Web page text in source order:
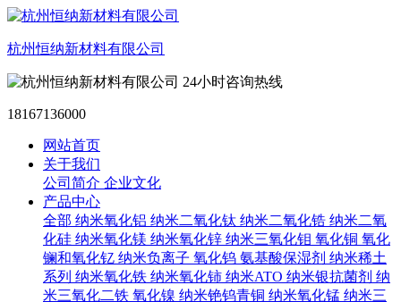
杭州恒纳新材料有限公司
24小时咨询热线
18167136000
网站首页
关于我们
公司简介 企业文化
产品中心
全部 纳米氧化铝 纳米二氧化钛 纳米二氧化锆 纳米二氧
化硅 纳米氧化镁 纳米氧化锌 纳米三氧化钼 氧化铜 氧化
镧和氧化钇 纳米负离子 氧化钨 氨基酸保湿剂 纳米稀土
系列 纳米氧化铁 纳米氧化铈 纳米ATO 纳米银抗菌剂 纳
米三氧化二铁 氧化镍 纳米铯钨青铜 纳米氧化锰 纳米三